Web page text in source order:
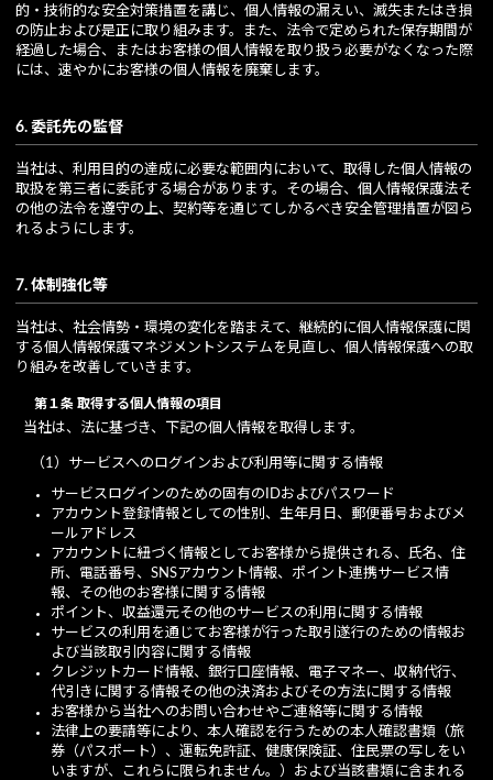
的・技術的な安全対策措置を講じ、個人情報の漏えい、滅失またはき損
の防止および是正に取り組みます。また、法令で定められた保存期間が
経過した場合、またはお客様の個人情報を取り扱う必要がなくなった際
には、速やかにお客様の個人情報を廃棄します。
6. 委託先の監督
当社は、利用目的の達成に必要な範囲内において、取得した個人情報の
取扱を第三者に委託する場合があります。その場合、個人情報保護法そ
の他の法令を遵守の上、契約等を通じてしかるべき安全管理措置が図ら
れるようにします。
7. 体制強化等
当社は、社会情勢・環境の変化を踏まえて、継続的に個人情報保護に関
する個人情報保護マネジメントシステムを見直し、個人情報保護への取
り組みを改善していきます。
第１条 取得する個人情報の項目
当社は、法に基づき、下記の個人情報を取得します。
（1）サービスへのログインおよび利用等に関する情報
サービスログインのための固有のIDおよびパスワード
アカウント登録情報としての性別、生年月日、郵便番号およびメ
ールアドレス
アカウントに紐づく情報としてお客様から提供される、氏名、住
所、電話番号、SNSアカウント情報、ポイント連携サービス情
報、その他のお客様に関する情報
ポイント、収益還元その他のサービスの利用に関する情報
サービスの利用を通じてお客様が行った取引遂行のための情報お
よび当該取引内容に関する情報
クレジットカード情報、銀行口座情報、電子マネー、収納代行、
代引きに関する情報その他の決済およびその方法に関する情報
お客様から当社へのお問い合わせやご連絡等に関する情報
法律上の要請等により、本人確認を行うための本人確認書類（旅
券（パスポート）、運転免許証、健康保険証、住民票の写しをい
いますが、これらに限られません。）および当該書類に含まれる